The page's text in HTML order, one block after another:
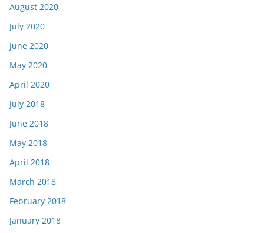
August 2020
July 2020
June 2020
May 2020
April 2020
July 2018
June 2018
May 2018
April 2018
March 2018
February 2018
January 2018